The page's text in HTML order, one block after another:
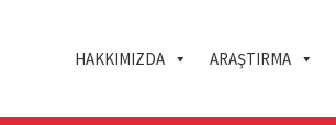
HAKKIMIZDA ARAŞTIRMA